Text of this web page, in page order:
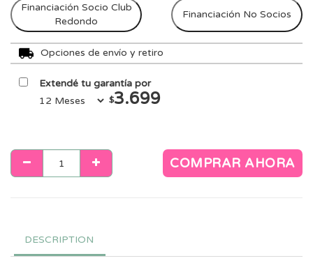
Financiación Socio Club
Redondo
Financiación No Socios
Opciones de envío y retiro
Extendé tu garantía por
$3.699
COMPRAR AHORA
DESCRIPTION